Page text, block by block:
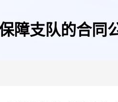
障支队的合同